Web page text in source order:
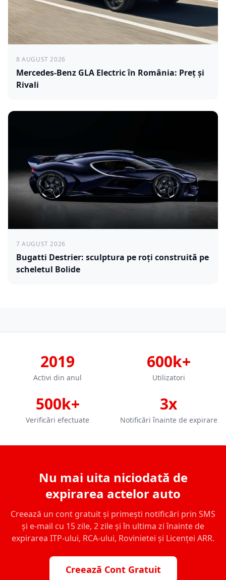
8 AUGUST 2026
Mercedes-Benz GLA Electric în România: Preț și
Rivali
7 AUGUST 2026
Bugatti Destrier: sculptura pe roți construită pe
scheletul Bolide
2019
Activi din anul
600k+
Utilizatori
500k+
Verificări efectuate
3x
Notificări înainte de expirare
Nu mai uita niciodată de
expirarea actelor auto
Creează un cont gratuit și primești notificări prin SMS
și e-mail cu 15 zile, 2 zile și în ultima zi înainte de
expirarea ITP-ului, RCA-ului, Rovinietei și Licenței ARR.
Creează Cont Gratuit